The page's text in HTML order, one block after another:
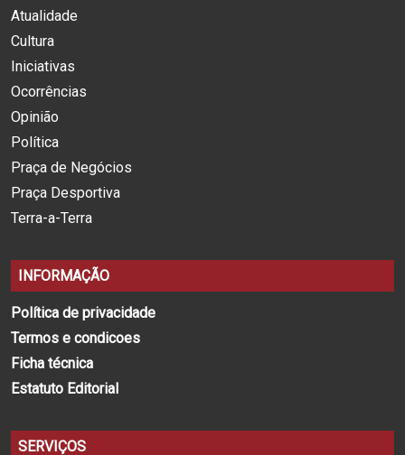
Atualidade
Cultura
Iniciativas
Ocorrências
Opinião
Política
Praça de Negócios
Praça Desportiva
Terra-a-Terra
INFORMAÇÃO
Política de privacidade
Termos e condicoes
Ficha técnica
Estatuto Editorial
SERVIÇOS